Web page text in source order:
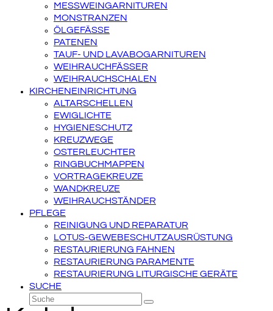
MESSWEINGARNITUREN
MONSTRANZEN
ÖLGEFÄSSE
PATENEN
TAUF- UND LAVABOGARNITUREN
WEIHRAUCHFÄSSER
WEIHRAUCHSCHALEN
KIRCHENEINRICHTUNG
ALTARSCHELLEN
EWIGLICHTE
HYGIENESCHUTZ
KREUZWEGE
OSTERLEUCHTER
RINGBUCHMAPPEN
VORTRAGEKREUZE
WANDKREUZE
WEIHRAUCHSTÄNDER
PFLEGE
REINIGUNG UND REPARATUR
LOTUS-GEWEBESCHUTZAUSRÜSTUNG
RESTAURIERUNG FAHNEN
RESTAURIERUNG PARAMENTE
RESTAURIERUNG LITURGISCHE GERÄTE
SUCHE
Suche
Senden